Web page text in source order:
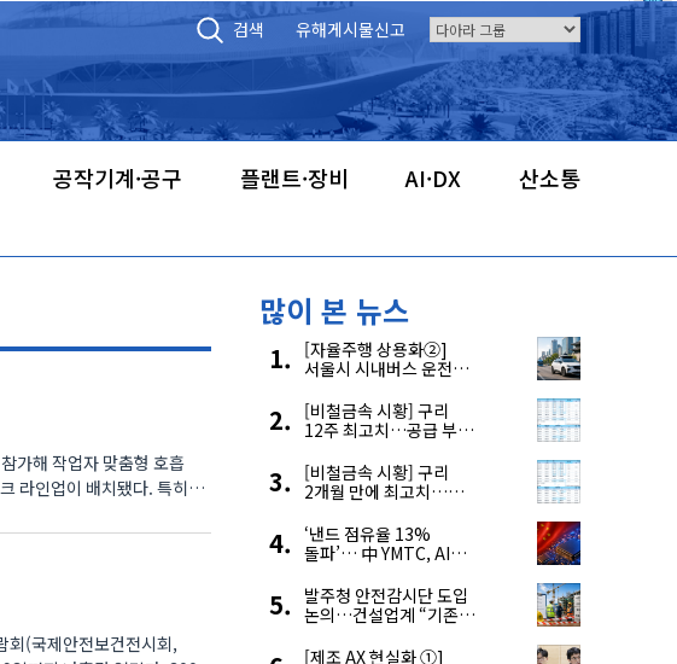
검색 유해게시물신고
공작기계·공구 플랜트·장비 AI·DX 산소통
가해 작업자 맞춤형 호흡
회(국제안전보건전시회,
많이 본 뉴스
[자율주행 상용화②]
서울시 시내버스 운전자
해결한다
[비철금속 시황] 구리
12주 최고치…공급 부족
[비철금속 시황] 구리
2개월 만에 최고치…
우려 확대
‘낸드 점유율 13%
돌파’… 中 YMTC, AI
4위 맹추격
발주청 안전감시단 도입
논의…건설업계 “기존
[제조 AX 현실화 ①]